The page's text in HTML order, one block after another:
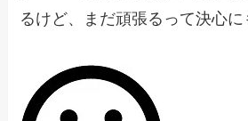
るけど、まだ頑張るって決心に